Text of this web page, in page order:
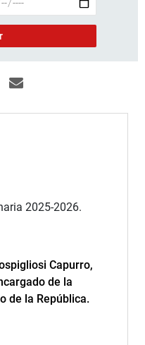
2025-2026.
Capurro,
de la
de la República.